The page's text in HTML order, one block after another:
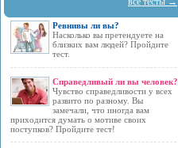
Ревнивы ли вы?
Насколько вы претендуете на
близких вам людей? Пройдите
тест.
Справедливый ли вы человек?
Чувство справедливости у всех
развито по разному. Вы
замечали, что иногда вам
приходится думать о мотиве своих
поступков? Пройдите тест!